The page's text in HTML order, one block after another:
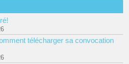
télécharger sa convocation